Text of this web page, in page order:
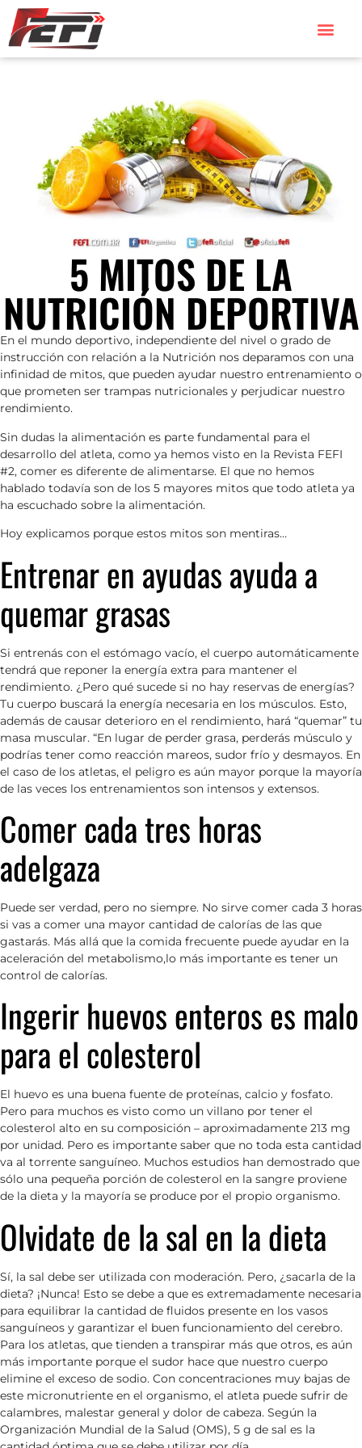
5 MITOS DE LA
NUTRICIÓN DEPORTIVA
En el mundo deportivo, independiente del nivel o grado de
instrucción con relación a la Nutrición nos deparamos con una
infinidad de mitos, que pueden ayudar nuestro entrenamiento o
que prometen ser trampas nutricionales y perjudicar nuestro
rendimiento.
Sin dudas la alimentación es parte fundamental para el
desarrollo del atleta, como ya hemos visto en la Revista FEFI
#2, comer es diferente de alimentarse. El que no hemos
hablado todavía son de los 5 mayores mitos que todo atleta ya
ha escuchado sobre la alimentación.
Hoy explicamos porque estos mitos son mentiras…
Entrenar en ayudas ayuda a
quemar grasas
Si entrenás con el estómago vacío, el cuerpo automáticamente
tendrá que reponer la energía extra para mantener el
rendimiento. ¿Pero qué sucede si no hay reservas de energías?
Tu cuerpo buscará la energía necesaria en los músculos. Esto,
además de causar deterioro en el rendimiento, hará “quemar” tu
masa muscular. “En lugar de perder grasa, perderás músculo y
podrías tener como reacción mareos, sudor frío y desmayos. En
el caso de los atletas, el peligro es aún mayor porque la mayoría
de las veces los entrenamientos son intensos y extensos.
Comer cada tres horas
adelgaza
Puede ser verdad, pero no siempre. No sirve comer cada 3 horas
si vas a comer una mayor cantidad de calorías de las que
gastarás. Más allá que la comida frecuente puede ayudar en la
aceleración del metabolismo,lo más importante es tener un
control de calorías.
Ingerir huevos enteros es malo
para el colesterol
El huevo es una buena fuente de proteínas, calcio y fosfato.
Pero para muchos es visto como un villano por tener el
colesterol alto en su composición – aproximadamente 213 mg
por unidad. Pero es importante saber que no toda esta cantidad
va al torrente sanguíneo. Muchos estudios han demostrado que
sólo una pequeña porción de colesterol en la sangre proviene
de la dieta y la mayoría se produce por el propio organismo.
Olvidate de la sal en la dieta
Sí, la sal debe ser utilizada con moderación. Pero, ¿sacarla de la
dieta? ¡Nunca! Esto se debe a que es extremadamente necesaria
para equilibrar la cantidad de fluidos presente en los vasos
sanguíneos y garantizar el buen funcionamiento del cerebro.
Para los atletas, que tienden a transpirar más que otros, es aún
más importante porque el sudor hace que nuestro cuerpo
elimine el exceso de sodio. Con concentraciones muy bajas de
este micronutriente en el organismo, el atleta puede sufrir de
calambres, malestar general y dolor de cabeza. Según la
Organización Mundial de la Salud (OMS), 5 g de sal es la